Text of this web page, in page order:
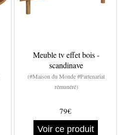
Meuble tv effet bois -
scandinave
(#Maison du Monde #Partenariat
rémunéré)
79€
Voir ce produit